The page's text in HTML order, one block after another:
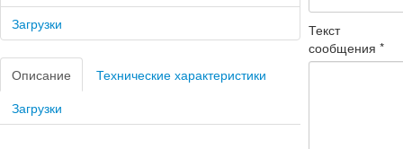
Загрузки
Описание
Технические характеристики
Загрузки
Текст
сообщения*